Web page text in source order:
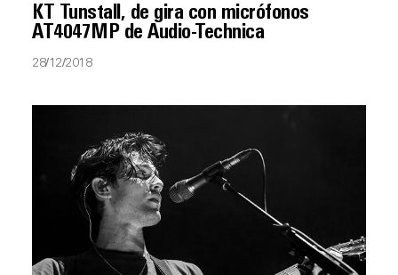
KT Tunstall, de gira con micrófonos
AT4047MP de Audio-Technica
28/12/2018